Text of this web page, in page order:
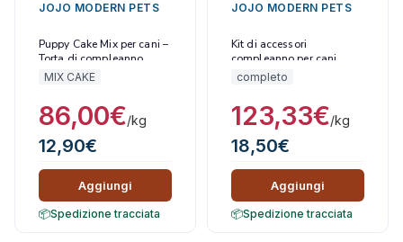
JOJO MODERN PETS
Puppy Cake Mix per cani –
Torta di compleanno
MIX CAKE
12,90€
86,00€/kg
Aggiungi
Spedizione tracciata
JOJO MODERN PETS
Kit di accessori
compleanno per cani
completo
18,50€
123,33€/kg
Aggiungi
Spedizione tracciata